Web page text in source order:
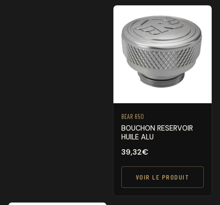
BEAR 650
BOUCHON RESERVOIR
HUILE ALU
39,32€
VOIR LE PRODUIT